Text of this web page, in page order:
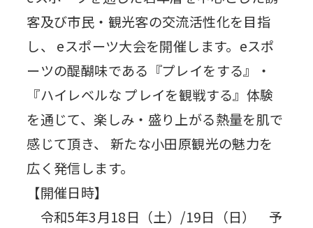
客及び市民・観光客の交流活性化を目指
し、 eスポーツ大会を開催します。eスポ
ーツの醍醐味である『プレイをする』・
『ハイレベルな プレイを観戦する』体験
を通じて、楽しみ・盛り上がる熱量を肌で
感じて頂き、 新たな小田原観光の魅力を
広く発信します。
【開催日時】
令和5年3月18日（土）/19日（日） 予